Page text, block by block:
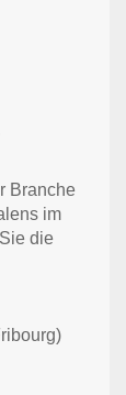
Branche
im
die